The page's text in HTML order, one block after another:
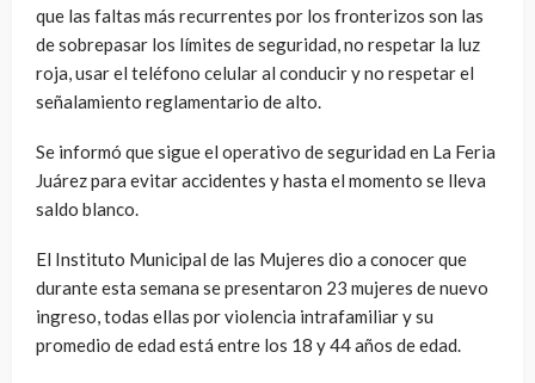
que las faltas más recurrentes por los fronterizos son las
de sobrepasar los límites de seguridad, no respetar la luz
roja, usar el teléfono celular al conducir y no respetar el
señalamiento reglamentario de alto.
Se informó que sigue el operativo de seguridad en La Feria
Juárez para evitar accidentes y hasta el momento se lleva
saldo blanco.
El Instituto Municipal de las Mujeres dio a conocer que
durante esta semana se presentaron 23 mujeres de nuevo
ingreso, todas ellas por violencia intrafamiliar y su
promedio de edad está entre los 18 y 44 años de edad.